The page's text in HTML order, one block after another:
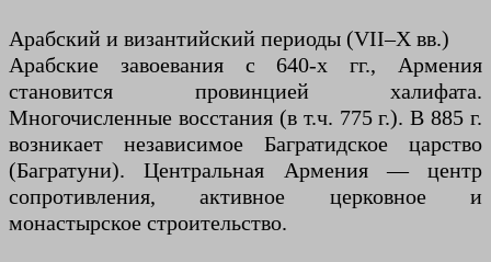
Арабский и византийский периоды (VII–X вв.)
Арабские завоевания с 640-х гг., Армения
становится провинцией халифата.
Многочисленные восстания (в т.ч. 775 г.). В 885 г.
возникает независимое Багратидское царство
(Багратуни). Центральная Армения — центр
сопротивления, активное церковное и
монастырское строительство.